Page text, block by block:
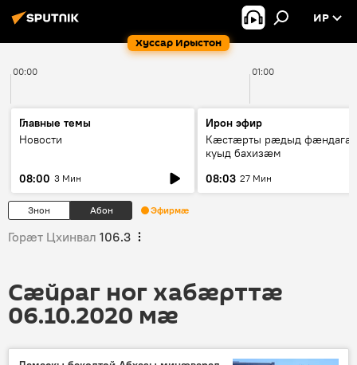
Хуссар Ирыстон
ИР
00:00 01:00
Главные темы
Новости
08:00 3 Мин
Ирон эфир
Кæстæрты рæдыд
куыд бахизæм
08:03 27 Мин
Знон Абон Эфирмæ
Горӕт Цхинвал 106.3
Сӕйраг ног хабӕрттӕ
06.10.2020 мӕ